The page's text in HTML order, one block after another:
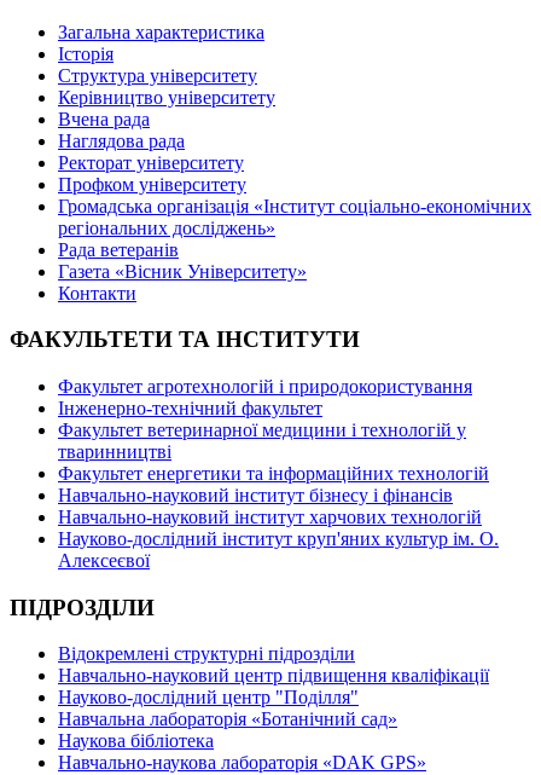
Загальна характеристика
Історія
Структура університету
Керівництво університету
Вчена рада
Наглядова рада
Ректорат університету
Профком університету
Громадська організація «Інститут соціально-економічних
регіональних досліджень»
Рада ветеранів
Газета «Вісник Університету»
Контакти
ФАКУЛЬТЕТИ ТА ІНСТИТУТИ
Факультет агротехнологій і природокористування
Інженерно-технічний факультет
Факультет ветеринарної медицини і технологій у
тваринництві
Факультет енергетики та інформаційних технологій
Навчально-науковий інститут бізнесу і фінансів
Навчально-науковий інститут харчових технологій
Науково-дослідний інститут круп'яних культур ім. О.
Алексеєвої
ПІДРОЗДІЛИ
Відокремлені структурні підрозділи
Навчально-науковий центр підвищення кваліфікації
Науково-дослідний центр "Поділля"
Навчальна лабораторія «Ботанічний сад»
Наукова бібліотека
Навчально-наукова лабораторія «DAK GPS»